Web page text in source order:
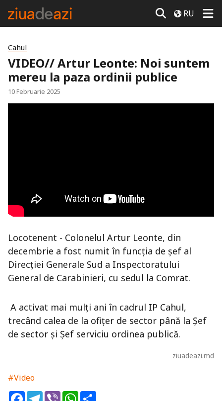
RU
Cahul
VIDEO// Artur Leonte: Noi suntem
mereu la paza ordinii publice
10 Februarie 2025
Locotenent - Colonelul Artur Leonte, din
decembrie a fost numit în funcția de șef al
Direcției Generale Sud a Inspectoratului
General de Carabinieri, cu sedul la Comrat.
A activat mai mulți ani în cadrul IP Cahul,
trecând calea de la ofițer de sector până la Șef
de sector și Șef serviciu ordinea publică.
ziuadeazi.md
#Video
FacebookTelegram
ViberWhatsApp